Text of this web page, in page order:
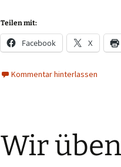
Teilen mit:
Facebook X
Kommentar hinterlassen
Wir